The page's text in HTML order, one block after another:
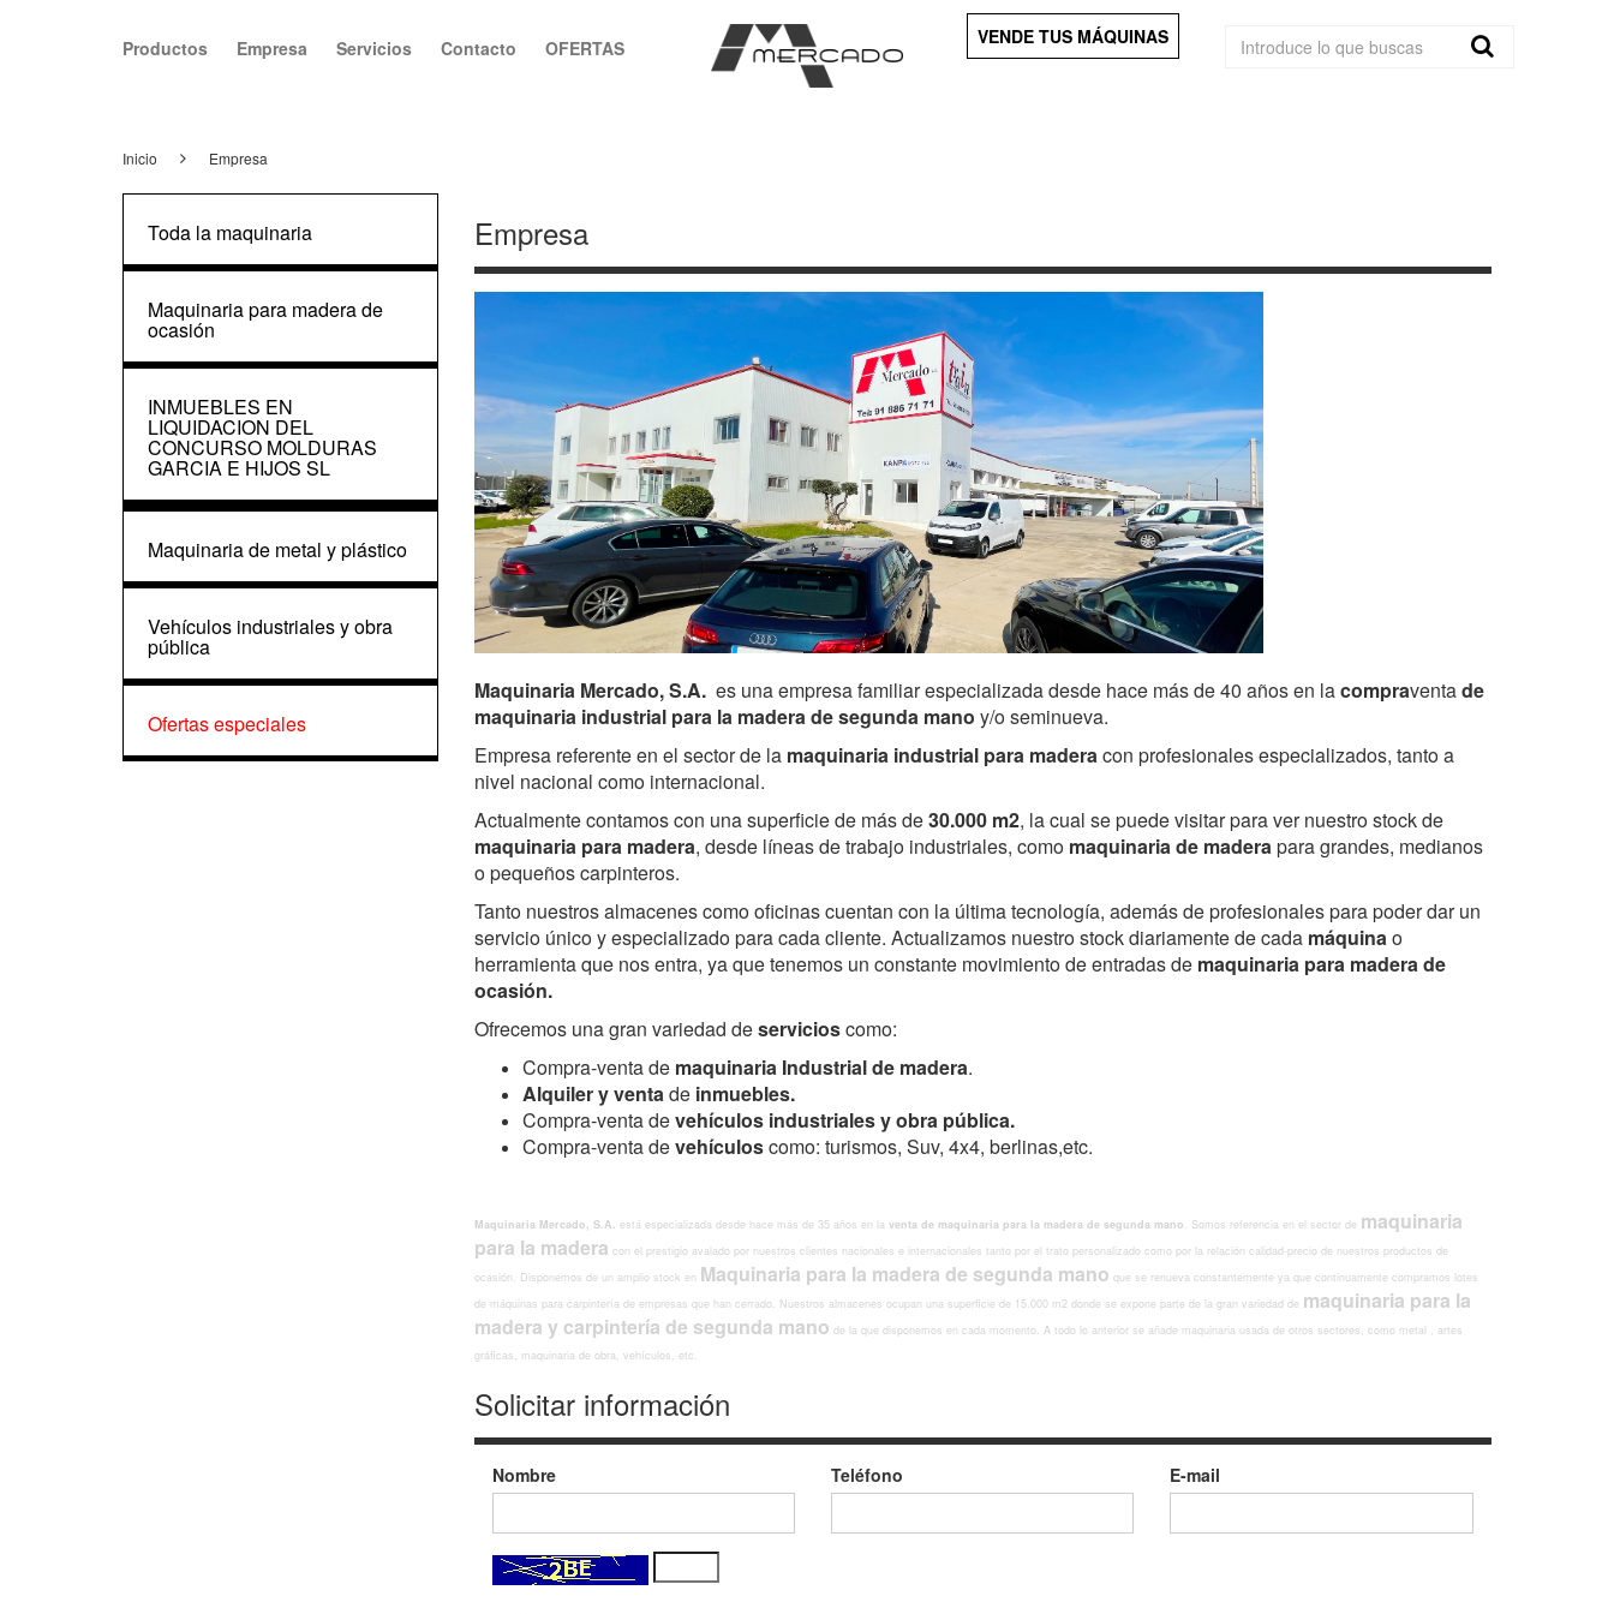
Productos Empresa Servicios Contacto OFERTAS VENDE TUS MÁQUINAS
Inicio Empresa
Toda la maquinaria
Maquinaria para madera de
ocasión
INMUEBLES EN
LIQUIDACION DEL
CONCURSO MOLDURAS
GARCIA E HIJOS SL
Maquinaria de metal y plástico
Vehículos industriales y obra
pública
Ofertas especiales
Empresa
Maquinaria Mercado, S.A.es una empresa familiar especializada desde hace más de 40 años en lacompraventade
maquinaria industrial para la madera de segunda mano y/o seminueva.
Empresa referente en el sector de la maquinaria industrial para maderacon profesionales especializados, tanto a
nivel nacional como internacional.
Actualmente contamos con una superficie de más de30.000 m2, la cual se puede visitar para ver nuestro stock de
maquinaria para madera, desde líneas de trabajo industriales, como maquinaria de maderapara grandes, medianos
o pequeños carpinteros.
Tanto nuestros almacenes como oficinas cuentan con la última tecnología, además de profesionales para poder dar un
servicio único y especializado para cada cliente. Actualizamos nuestro stock diariamente de cada máquinao
herramienta que nos entra, ya que tenemos un constante movimiento de entradas de maquinaria para madera de
ocasión.
Ofrecemos una gran variedad deservicioscomo:
Compra-venta de maquinaria Industrial de madera.
Alquiler y ventade inmuebles.
Compra-venta devehículos industriales y obra pública.
Compra-venta devehículoscomo: turismos, Suv, 4x4, berlinas,etc.
Maquinaria Mercado, S.A. está especializada desde hace más de 35 años en la venta de maquinaria para la madera de segunda mano. Somos referencia en el sector de maquinaria
para la madera con el prestigio avalado por nuestros clientes nacionales e internacionales tanto por el trato personalizado como por la relación calidad-precio de nuestros productos de
ocasión. Disponemos de un amplio stock en Maquinaria para la madera de segunda mano que se renueva constantemente ya que continuamente compramos lotes
de máquinas para carpintería de empresas que han cerrado. Nuestros almacenes ocupan una superficie de 15.000 m2 donde se expone parte de la gran variedad de maquinaria para la
madera y carpintería de segunda mano de la que disponemos en cada momento. A todo lo anterior se añade maquinaria usada de otros sectores, como metal , artes
gráficas, maquinaria de obra, vehículos, etc.
Solicitar información
Nombre Teléfono E-mail